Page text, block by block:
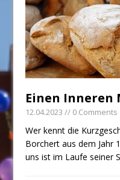
Einen Inneren
12.04.2023 // 0 Comments
Wer kennt die
Borchert aus dem Jahr
uns ist im Laufe seiner